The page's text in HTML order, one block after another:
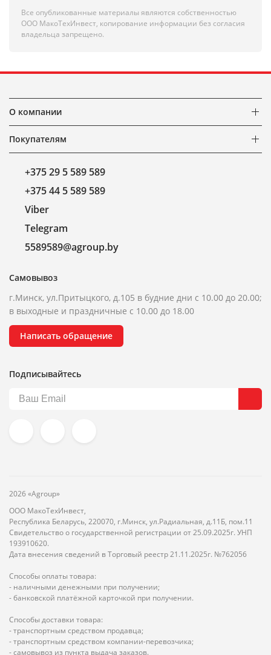
Все опубликованные материалы являются собственностью
ООО МакоТехИнвест, копирование информации без согласия
владельца запрещено.
О компании
Покупателям
+375 29 5 589 589
+375 44 5 589 589
Viber
Telegram
5589589@agroup.by
Самовывоз
г.Минск, ул.Притыцкого, д.105 в будние дни с 10.00 до 20.00;
в выходные и праздничные с 10.00 до 18.00
Написать обращение
Подписывайтесь
2026 «Agroup»
ООО МакоТехИнвест,
Республика Беларусь, 220070, г.Минск, ул.Радиальная, д.11Б, пом.11
Свидетельство о государственной регистрации от 25.09.2025г. УНП
193910620.
Дата внесения сведений в Торговый реестр 21.11.2025г. №762056
Способы оплаты товара:
- наличными денежными при получении;
- банковской платёжной карточкой при получении.
Способы доставки товара:
- транспортным средством продавца;
- транспортным средством компании-перевозчика;
- самовывоз из пункта выдача заказов.